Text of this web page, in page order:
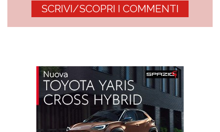
SCRIVI/SCOPRI I COMMENTI